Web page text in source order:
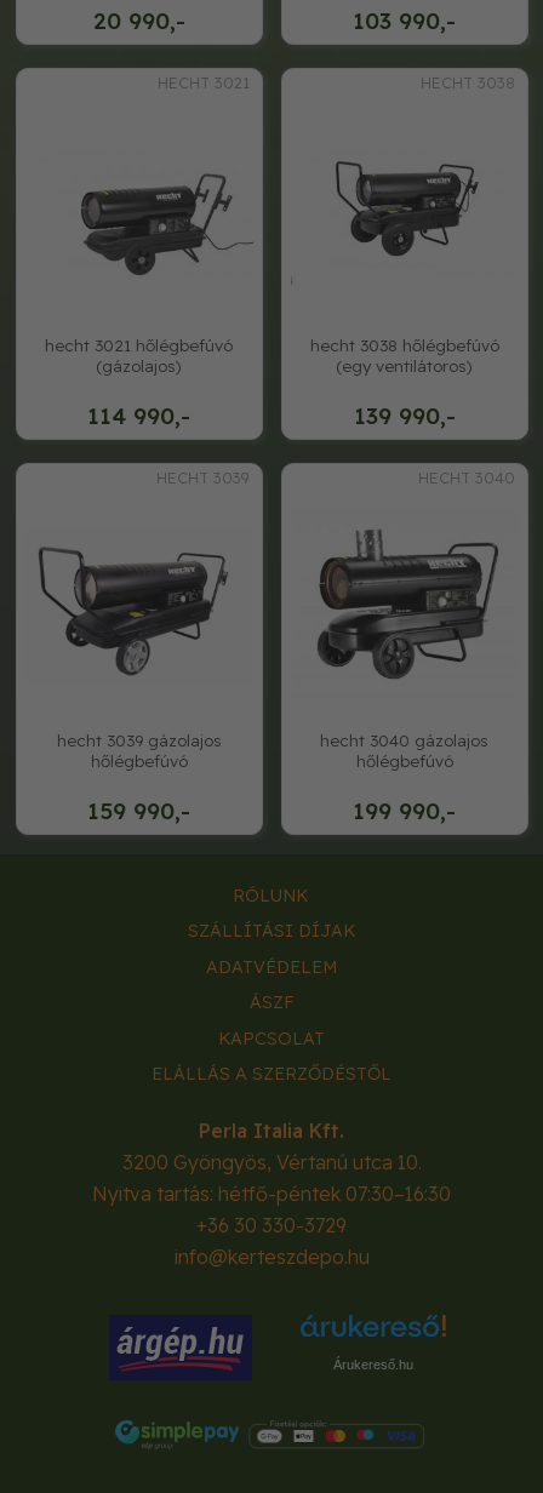
20 990,- 103 990,-
HECHT 3021
114 990,-
hecht 3021 hőlégbefúvó
(gázolajos)
HECHT 3038
139 990,-
hecht 3038 hőlégbefúvó
(egy ventilátoros)
HECHT 3039
159 990,-
hecht 3039 gázolajos
hőlégbefúvó
HECHT 3040
199 990,-
hecht 3040 gázolajos
hőlégbefúvó
RÓLUNK
SZÁLLÍTÁSI DÍJAK
ADATVÉDELEM
ÁSZF
KAPCSOLAT
ELÁLLÁS A SZERZŐDÉSTŐL
Perla Italia Kft.
3200 Gyöngyös, Vértanú utca 10.
Nyitva tartás: hétfő-péntek 07:30–16:30
+36 30 330-3729
info@kerteszdepo.hu
Árukereső.hu